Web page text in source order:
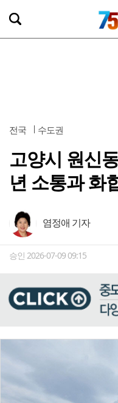
전국 수도권
고양시 원신
년 소통과 화
염정애 기자
승인 2026-07-09 09:15